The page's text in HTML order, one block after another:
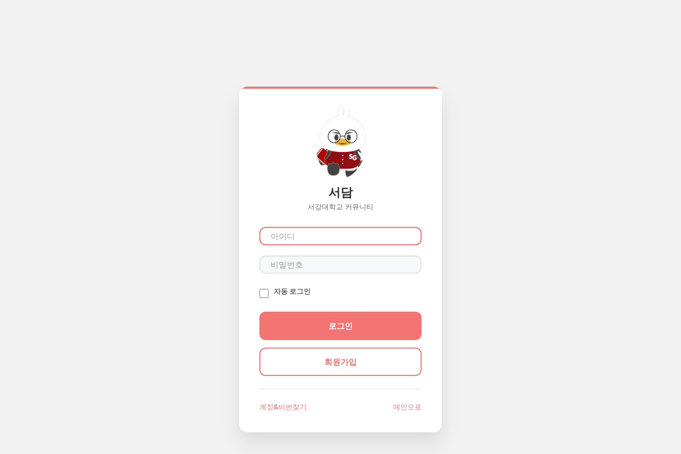
서담
서강대학교 커뮤니티
자동 로그인
회원가입
계정&비번찾기 메인으로